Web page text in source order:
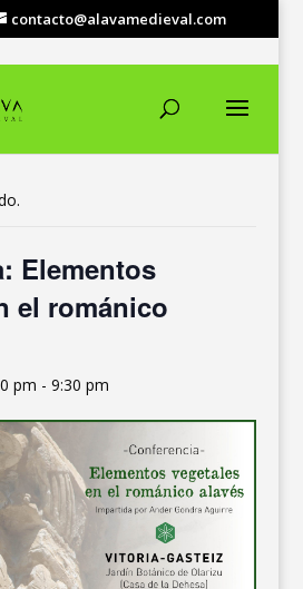
contacto@alavamedieval.com
Elementos
el románico
pm -9:30 pm